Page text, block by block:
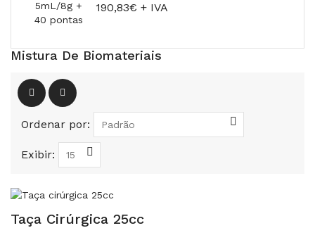
190,83€ + IVA
Mistura De Biomateriais
Ordenar por:
Exibir:
Taça Cirúrgica 25cc